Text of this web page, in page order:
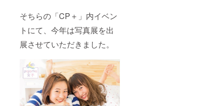
そちらの「CP＋」内イベン
トにて、今年は写真展を出
展させていただきました。